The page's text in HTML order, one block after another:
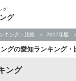
グ
グ
キング・比較 2017年版
グの愛知ランキング・
ング